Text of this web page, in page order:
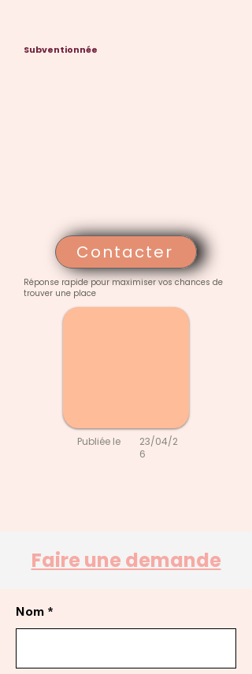
Subventionnée
Contacter
Réponse rapide pour maximiser vos chances de
trouver une place
Publiée le
23/04/2
6
Faire une demande
Nom